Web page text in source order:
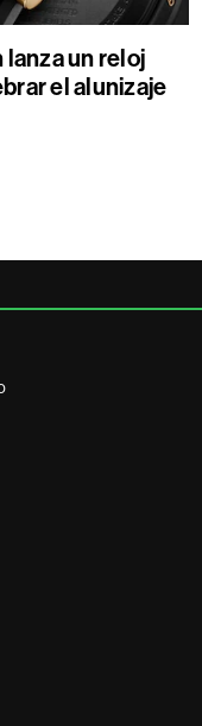
un reloj
el alunizaje